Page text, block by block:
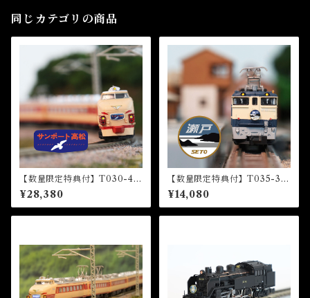
同じカテゴリの商品
【数量限定特典付】T030-4 4
85系特急型車両 初期形 5両基
本セット『サンポート高松』
HM付 (485 LIMITED EXP
¥28,380
【数量限定特典付】T035-3 E
F65形電気機関車1000番代
『瀬戸』HM付 (EF65 1000
Electric Locomotive “Set
¥14,080